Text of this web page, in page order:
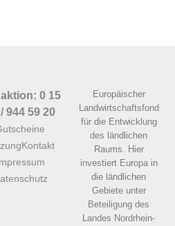
0 15
944 59 20
Kontakt
Europäischer
Landwirtschaftsfond
für die Entwicklung
des ländlichen
Raums. Hier
investiert Europa in
die ländlichen
Gebiete unter
Beteiligung des
Landes Nordrhein-